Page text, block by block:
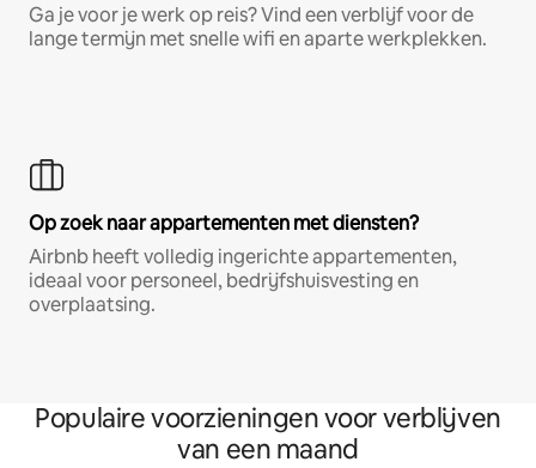
Ga je voor je werk op reis? Vind een verblijf voor de
lange termijn met snelle wifi en aparte werkplekken.
Op zoek naar appartementen met diensten?
Airbnb heeft volledig ingerichte appartementen,
ideaal voor personeel, bedrijfshuisvesting en
overplaatsing.
Populaire voorzieningen voor verblijven
van een maand